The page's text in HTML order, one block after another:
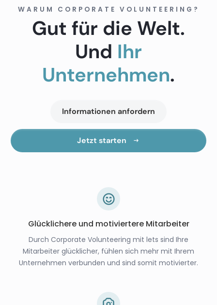
WARUM CORPORATE VOLUNTEERING?
Gut für die Welt.
Und Ihr
Unternehmen.
Informationen anfordern
Jetzt starten
Glücklichere und motiviertere Mitarbeiter
Durch Corporate Volunteering mit lets sind Ihre
Mitarbeiter glücklicher, fühlen sich mehr mit Ihrem
Unternehmen verbunden und sind somit motivierter.